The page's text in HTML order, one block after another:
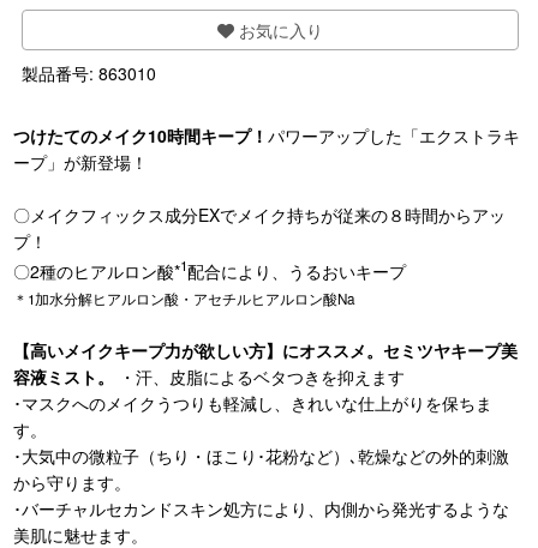
お気に入り
製品番号: 863010
つけたてのメイク10時間キープ！パワーアップした「エクストラキ
ープ」が新登場！
〇メイクフィックス成分EXでメイク持ちが従来の８時間からアッ
プ！
〇2種のヒアルロン酸*1配合により、うるおいキープ
＊1加水分解ヒアルロン酸・アセチルヒアルロン酸Na
【高いメイクキープ力が欲しい方】にオススメ。セミツヤキープ美
容液ミスト。
・汗、皮脂によるベタつきを抑えます
･マスクへのメイクうつりも軽減し、きれいな仕上がりを保ちま
す。
･大気中の微粒子（ちり・ほこり･花粉など）､乾燥などの外的刺激
から守ります。
･バーチャルセカンドスキン処方により、内側から発光するような
美肌に魅せます。